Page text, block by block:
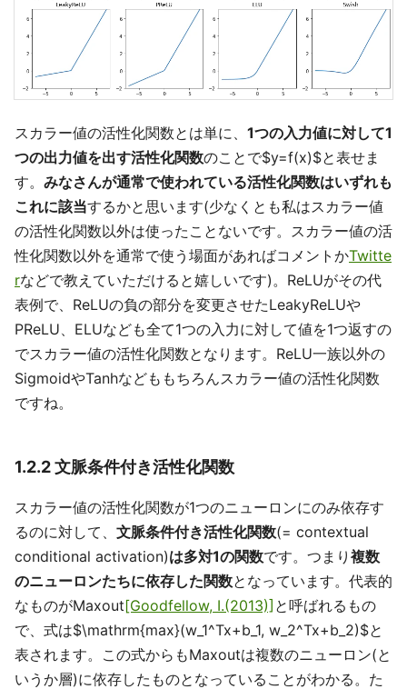
スカラー値の活性化関数とは単に、 1つの入力値に対して1
つの出力値を出す活性化関数のことで$y=f(x)$と表せま
す。 みなさんが通常で使われている活性化関数はいずれも
これに該当するかと思います(少なくとも私はスカラー値
の活性化関数以外は使ったことないです。スカラー値の活
性化関数以外を通常で使う場面があればコメントかTwitte
rなどで教えていただけると嬉しいです)。ReLUがその代
表例で、ReLUの負の部分を変更させたLeakyReLUや
PReLU、ELUなども全て1つの入力に対して値を1つ返すの
でスカラー値の活性化関数となります。ReLU一族以外の
SigmoidやTanhなどももちろんスカラー値の活性化関数
ですね。
1.2.2 文脈条件付き活性化関数
スカラー値の活性化関数が1つのニューロンにのみ依存す
るのに対して、 文脈条件付き活性化関数(= contextual
conditional activation)は多対1の関数です。つまり 複数
のニューロンたちに依存した関数となっています。代表的
なものがMaxout[Goodfellow, I.(2013)] と呼ばれるもの
で、式は$\mathrm{max}(w_1^Tx+b_1, w_2^Tx+b_2)$と
表されます。この式からもMaxoutは複数のニューロン(と
いうか層)に依存したものとなっていることがわかる。た